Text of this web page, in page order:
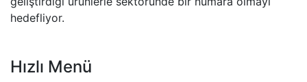
hedefliyor.
Hızlı Menü